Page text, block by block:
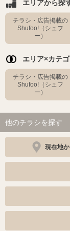
エリアから探
チラシ・広告掲載の
Shufoo!（シュフ
ー）
エリア×カテ
チラシ・広告掲載の
Shufoo!（シュフ
ー）
他のチラシを探す
現在地